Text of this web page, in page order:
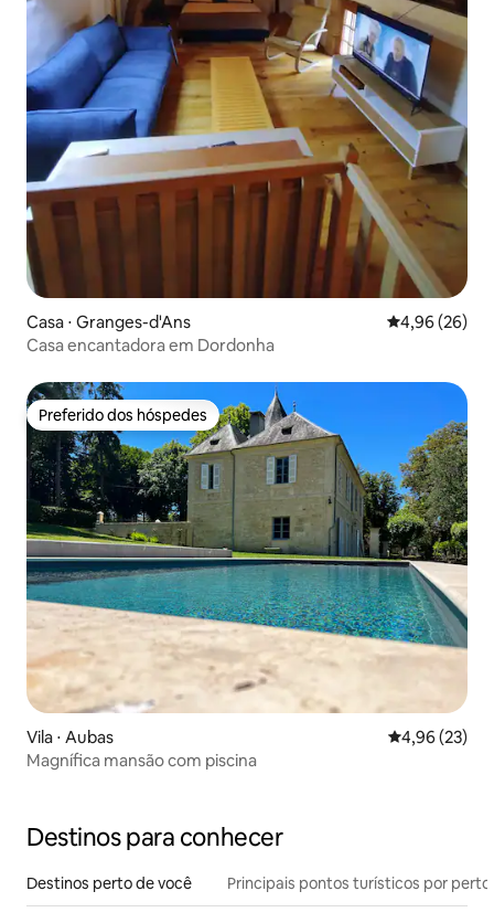
Casa ⋅ Granges-d'Ans 4,96 de uma
4,96 (26)
Casa encantadora em Dordonha
Preferido dos hóspedes
Preferido dos hóspedes
Vila ⋅ Aubas 4,96 de uma
4,96 (23)
Magnífica mansão com piscina
Destinos para conhecer
Destinos perto de você Principais pontos turísticos por perto